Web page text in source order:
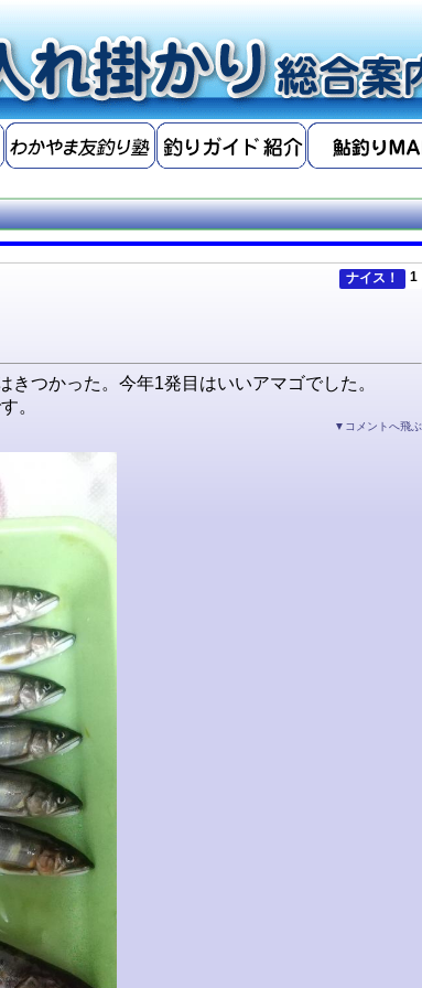
ナイス！ 1
きつかった。今年1発目はいいアマゴでした。
。
▼コメントへ飛ぶ